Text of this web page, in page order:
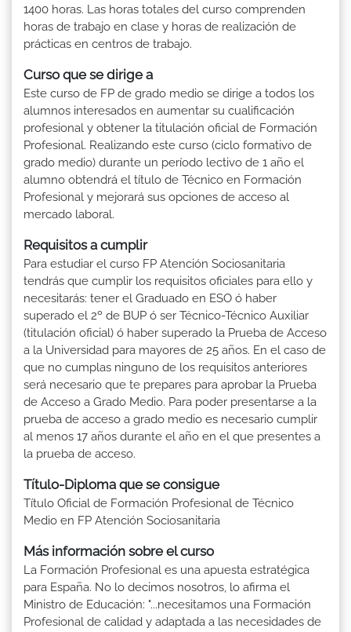
1400 horas. Las horas totales del curso comprenden
horas de trabajo en clase y horas de realización de
prácticas en centros de trabajo.
Curso que se dirige a
Este curso de FP de grado medio se dirige a todos los
alumnos interesados en aumentar su cualificación
profesional y obtener la titulación oficial de Formación
Profesional. Realizando este curso (ciclo formativo de
grado medio) durante un período lectivo de 1 año el
alumno obtendrá el título de Técnico en Formación
Profesional y mejorará sus opciones de acceso al
mercado laboral.
Requisitos a cumplir
Para estudiar el curso FP Atención Sociosanitaria
tendrás que cumplir los requisitos oficiales para ello y
necesitarás: tener el Graduado en ESO ó haber
superado el 2º de BUP ó ser Técnico-Técnico Auxiliar
(titulación oficial) ó haber superado la Prueba de Acceso
a la Universidad para mayores de 25 años. En el caso de
que no cumplas ninguno de los requisitos anteriores
será necesario que te prepares para aprobar la Prueba
de Acceso a Grado Medio. Para poder presentarse a la
prueba de acceso a grado medio es necesario cumplir
al menos 17 años durante el año en el que presentes a
la prueba de acceso.
Título-Diploma que se consigue
Título Oficial de Formación Profesional de Técnico
Medio en FP Atención Sociosanitaria
Más información sobre el curso
La Formación Profesional es una apuesta estratégica
para España. No lo decimos nosotros, lo afirma el
Ministro de Educación: "...necesitamos una Formación
Profesional de calidad y adaptada a las necesidades de